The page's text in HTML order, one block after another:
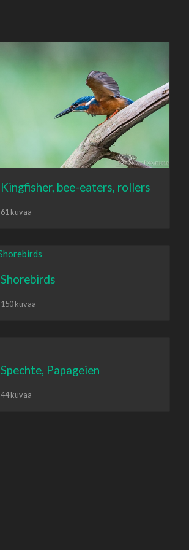
Kingfisher, bee-eaters, rollers
61 kuvaa
Shorebirds
150 kuvaa
Spechte, Papageien
44 kuvaa